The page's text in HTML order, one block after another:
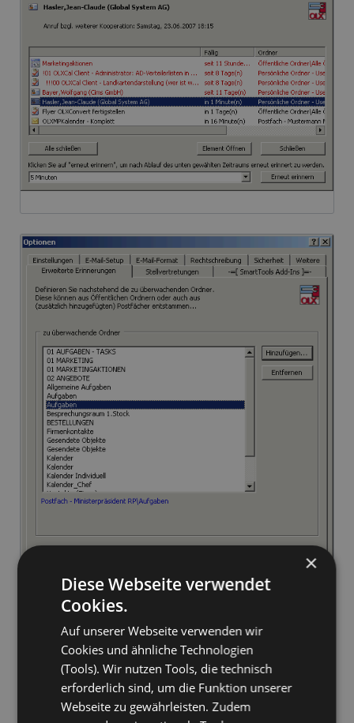
×
Diese Webseite verwendet
Cookies.
Auf unserer Webseite verwenden wir
Cookies und ähnliche Technologien
(Tools). Wir nutzen Tools, die technisch
erforderlich sind, um die Funktion unserer
Webseite zu gewährleisten. Zudem